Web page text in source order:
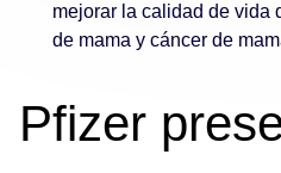
mejorar la calidad de vida
de mama y cáncer de
Pfizer